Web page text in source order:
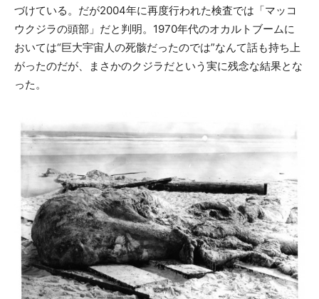
づけている。だが2004年に再度行われた検査では「マッコ
ウクジラの頭部」だと判明。1970年代のオカルトブームに
おいては“巨大宇宙人の死骸だったのでは”なんて話も持ち上
がったのだが、まさかのクジラだという実に残念な結果とな
った。